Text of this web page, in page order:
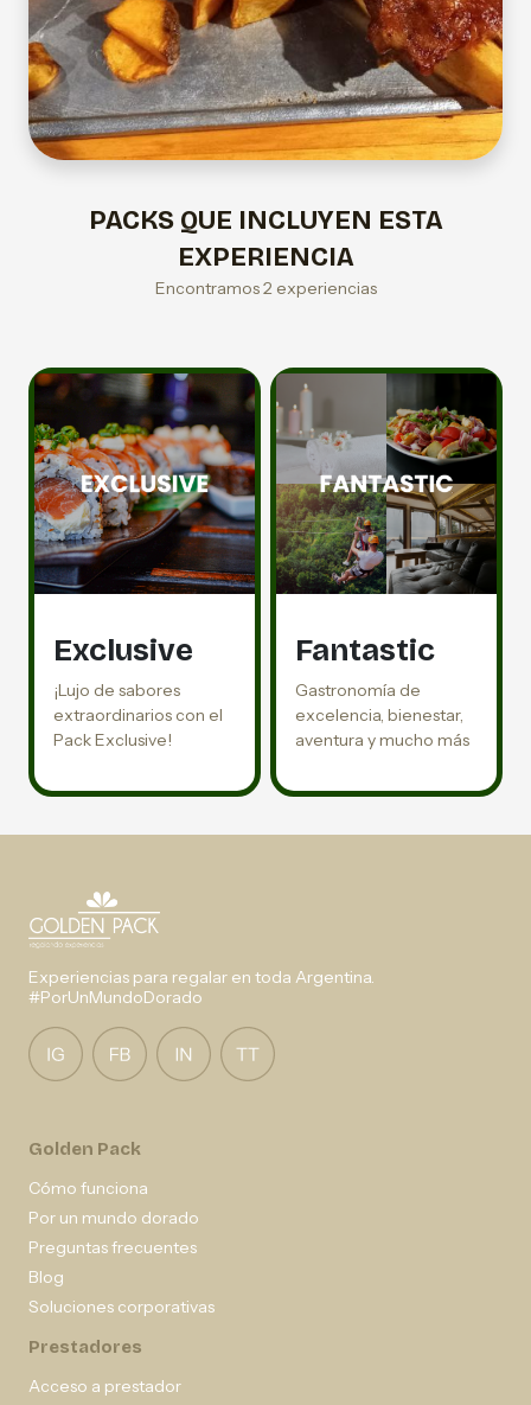
PACKS QUE INCLUYEN ESTA
EXPERIENCIA
Encontramos 2 experiencias
Exclusive
¡Lujo de sabores
extraordinarios con el
Pack Exclusive!
Fantastic
Gastronomía de
excelencia, bienestar,
aventura y mucho más
Experiencias para regalar en toda Argentina.
#PorUnMundoDorado
Golden Pack
Cómo funciona
Por un mundo dorado
Preguntas frecuentes
Blog
Soluciones corporativas
Prestadores
Acceso a prestador